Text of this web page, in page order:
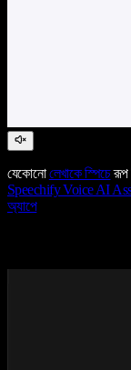
যেকোনোলেখাকে স্পিচেরূপ
Speechify Voice AI
অ্যাপে